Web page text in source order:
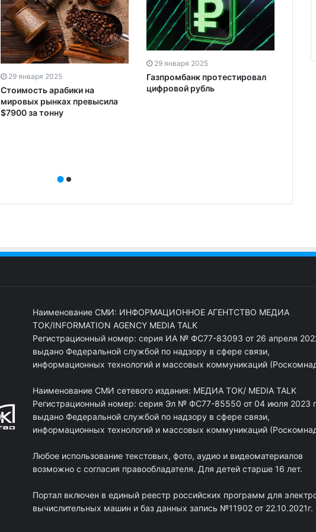
29 января 2025
Стоимость арабики на
мировых рынках превысила
$7900 за тонну
29 января 2025
Газпромбанк протестировал
цифровой рубль
Наименование СМИ: ИНФОРМАЦИОННОЕ АГЕНТСТВО МЕДИА
ТОК/INFORMATION AGENCY MEDIA TALK
Регистрационный номер: серия ИА № ФС77-83093 от 26 апреля
выдано Федеральной службой по надзору в сфере связи,
информационных технологий и массовых коммуникаций
Наименование СМИ сетевого издания: МЕДИА ТОК/ MEDIA TALK
Регистрационный номер: серия Эл № ФС77-85550 от 04 июля 2023
выдано Федеральной службой по надзору в сфере связи,
информационных технологий и массовых коммуникаций
Любое использование текстовых, фото, аудио и видеоматериалов
возможно с согласия правообладателя. Для детей старше 16 лет.
Портал включен в единый реестр российских программ для
вычислительных машин и баз данных запись №11902 от 22.10.2021г.